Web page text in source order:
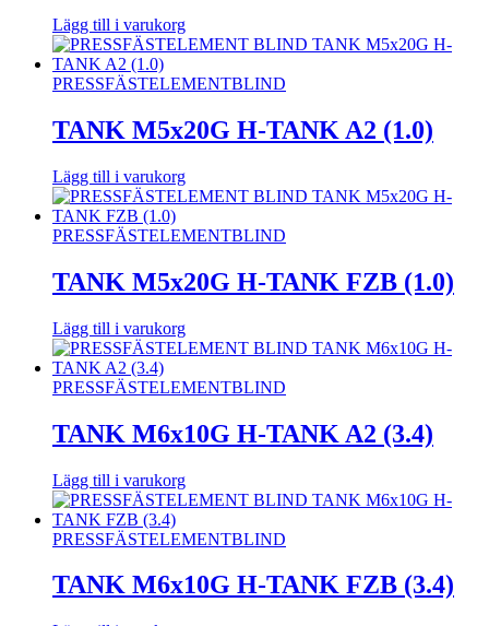
Lägg till i varukorg
PRESSFÄSTELEMENTBLIND
TANK M5x20G H-TANK A2 (1.0)
Lägg till i varukorg
PRESSFÄSTELEMENTBLIND
TANK M5x20G H-TANK FZB (1.0)
Lägg till i varukorg
PRESSFÄSTELEMENTBLIND
TANK M6x10G H-TANK A2 (3.4)
Lägg till i varukorg
PRESSFÄSTELEMENTBLIND
TANK M6x10G H-TANK FZB (3.4)